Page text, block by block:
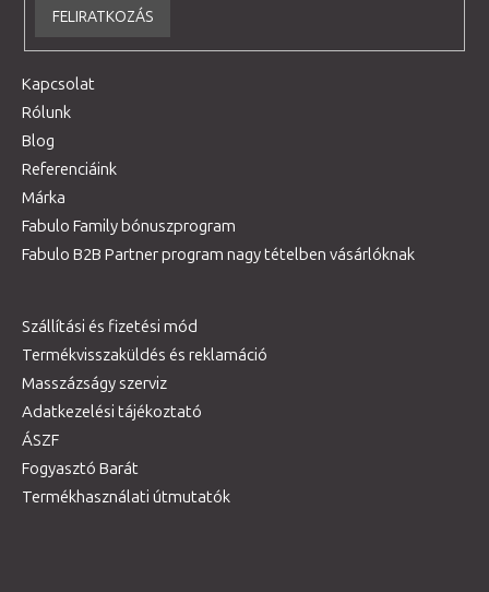
FELIRATKOZÁS
Kapcsolat
Rólunk
Blog
Referenciáink
Márka
Fabulo Family bónuszprogram
Fabulo B2B Partner program nagy tételben vásárlóknak
Szállítási és fizetési mód
Termékvisszaküldés és reklamáció
Masszázságy szerviz
Adatkezelési tájékoztató
ÁSZF
Fogyasztó Barát
Termékhasználati útmutatók